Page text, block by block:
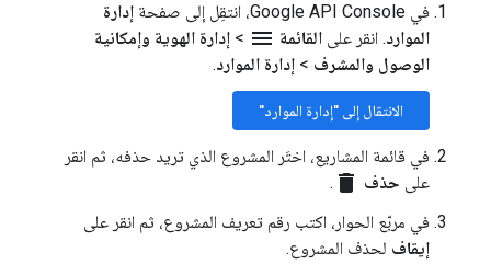
في Google API Console، انتقِل إلى صفحة
إدارة
الموارد. انقر على القائمة menu
> إدارة الهوية وإمكانية
الوصول والمشرف > إدارة الموارد.
الانتقال إلى "إدارة الموارد"
في قائمة المشاريع، اختَر المشروع الذي تريد حذفه، ثم انقر
على حذف delete
.
في مربّع الحوار، اكتب رقم تعريف المشروع، ثم انقر على
إيقاف لحذف المشروع.